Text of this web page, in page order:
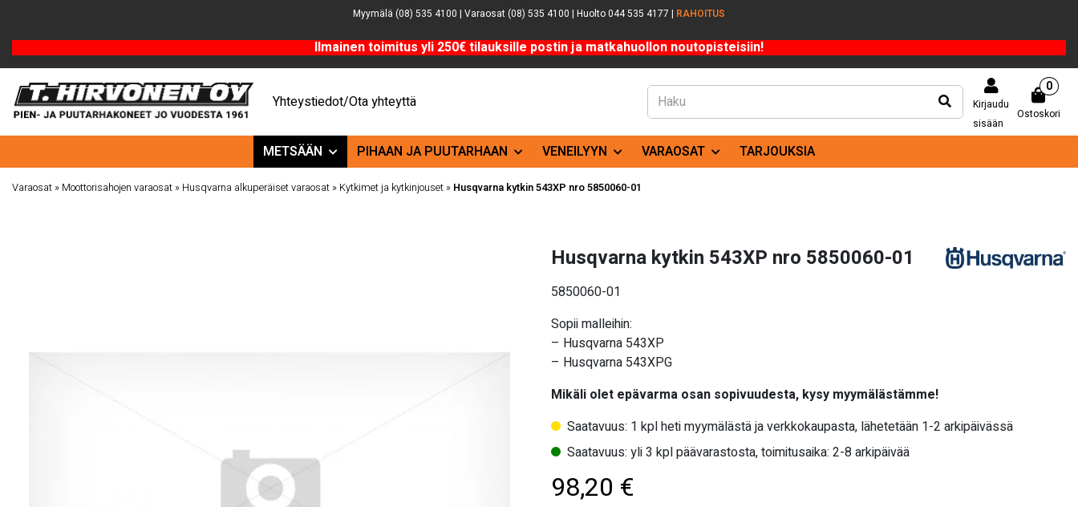
Myymälä (08) 535 4100 | Varaosat (08) 535 4100 | Huolto 044 535 4177 | RAHOITUS
Ilmainen toimitus yli 250€ tilauksille postin ja matkahuollon noutopisteisiin!
Yhteystiedot/Ota yhteyttä
Kirjaudu
sisään
Ostoskori
0
METSÄÄN PIHAAN JA PUUTARHAAN VENEILYYN VARAOSAT TARJOUKSIA
Varaosat » Moottorisahojen varaosat » Husqvarna alkuperäiset varaosat » Kytkimet ja kytkinjouset » Husqvarna kytkin 543XP nro 5850060-01
Husqvarna kytkin 543XP nro 5850060-01
5850060-01
Sopii malleihin:
– Husqvarna 543XP
– Husqvarna 543XPG
Mikäli olet epävarma osan sopivuudesta, kysy myymälästämme!
Saatavuus: 1 kpl heti myymälästä ja verkkokaupasta, lähetetään 1-2 arkipäivässä
Saatavuus: yli 3 kpl päävarastosta, toimitusaika: 2-8 arkipäivää
98,20 €